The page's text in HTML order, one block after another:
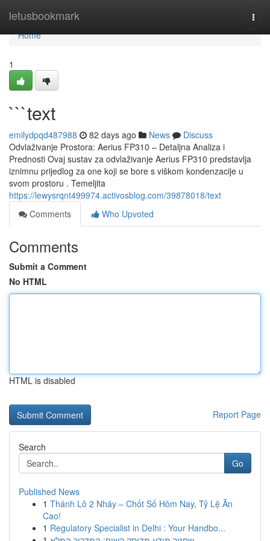
letusbookmark
Home
Home
1
```text
emilydpqd487988 82 days ago News
Discuss
Odvlaživanje Prostora: Aerius FP310 – Detaljna Analiza i
Prednosti Ovaj sustav za odvlaživanje Aerius FP310 predstavlja
iznimnu prijedlog za one koji se bore s viškom kondenzacije u
svom prostoru . Temeljita
https://lewysrqnt499974.activosblog.com/39878018/text
Comments
Who Upvoted
Comments
Submit a Comment
No HTML
HTML is disabled
Report Page
Search
Go
Published News
1 Thánh Lô 2 Nháy – Chốt Số Hôm Nay, Tỷ Lệ Ăn
Cao!
1 Regulatory Specialist in Delhi : Your Handbo...